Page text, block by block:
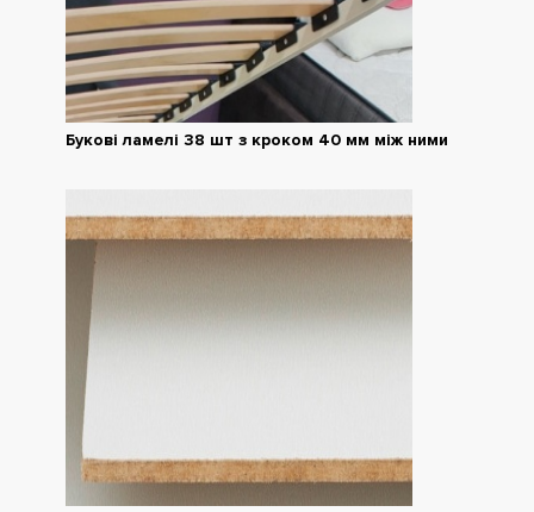
Букові ламелі 38 шт з кроком 40 мм між ними